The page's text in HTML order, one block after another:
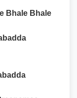
Bhale Bhale